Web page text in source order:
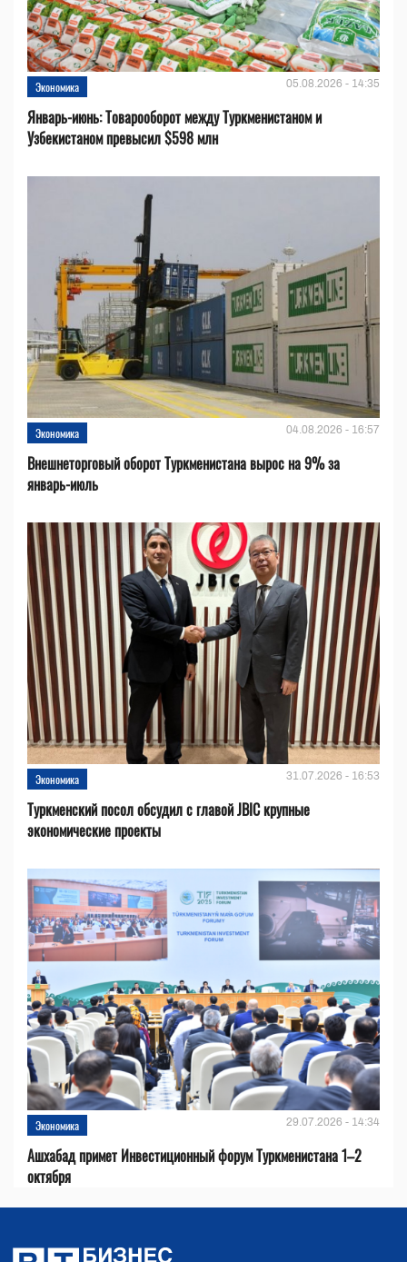
Экономика 05.08.2026 - 14:35
Январь-июнь: Товарооборот между Туркменистаном и
Узбекистаном превысил $598 млн
Экономика 04.08.2026 - 16:57
Внешнеторговый оборот Туркменистана вырос на 9% за
январь-июль
Экономика 31.07.2026 - 16:53
Туркменский посол обсудил с главой JBIC крупные
экономические проекты
Экономика 29.07.2026 - 14:34
Ашхабад примет Инвестиционный форум Туркменистана 1–2
октября